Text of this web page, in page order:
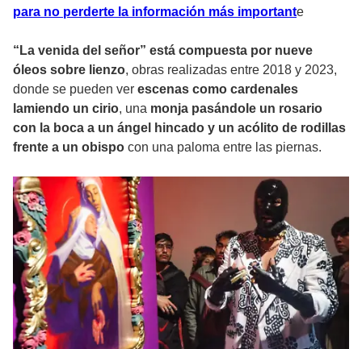
para no perderte la información más importante
“La venida del señor” está compuesta por nueve
óleos sobre lienzo, obras realizadas entre 2018 y 2023,
donde se pueden ver escenas como cardenales
lamiendo un cirio, una monja pasándole un rosario
con la boca a un ángel hincado y un acólito de rodillas
frente a un obispo con una paloma entre las piernas.